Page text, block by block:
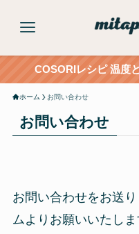
COSORIレシピ 温度
ホーム お問い合わせ
お問い合わせ
お問い合わせをお送
ムよりお願いいたしま